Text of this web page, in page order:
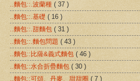
..麵包::.波蘭種 ( 37 )
..麵包::.基礎 ( 16 )
..麵包::.甜麵包 ( 31 )
..麵包::.麵包問題 ( 43 )
..麵包::比薩&義式麵包 ( 46 )
..麵包::水合折疊麵包 ( 30 )
..麵包::可頌、丹麥、甜甜圈 ( 7 )